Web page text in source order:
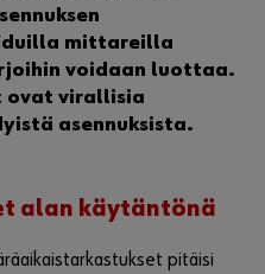
mittareilla
voidaan luottaa.
ovat virallisia
asennuksista.
alan käytäntönä
pitäisi